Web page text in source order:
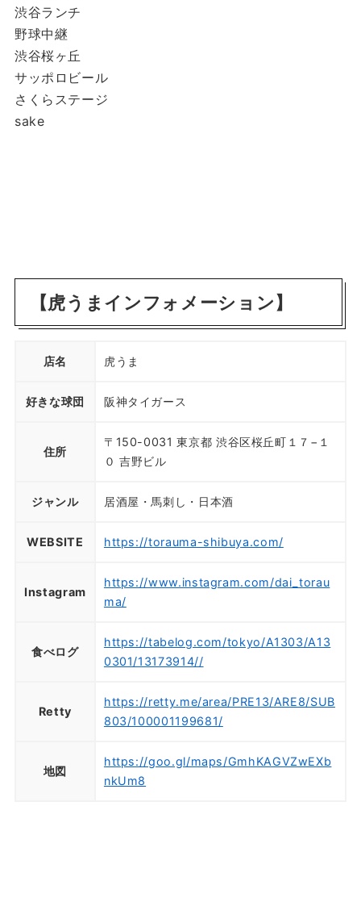
渋谷ランチ
野球中継
渋谷桜ヶ丘
サッポロビール
さくらステージ
sake
【虎うまインフォメーション】
店名 虎うま
好きな球団 阪神タイガース
住所
〒150-0031 東京都 渋谷区桜丘町１７−１
０ 吉野ビル
ジャンル 居酒屋・馬刺し・日本酒
WEBSITE https://torauma-shibuya.com/
Instagram
https://www.instagram.com/dai_torau
ma/
食べログ
https://tabelog.com/tokyo/A1303/A13
0301/13173914//
Retty
https://retty.me/area/PRE13/ARE8/SUB
803/100001199681/
地図
https://goo.gl/maps/GmhKAGVZwEXb
nkUm8